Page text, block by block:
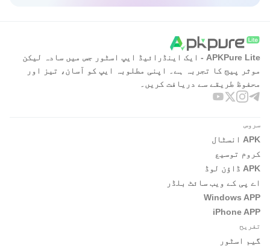
APKPure Lite - ایک اینڈرائیڈ ایپ اسٹور جس میں سادہ لیکن
موثر پیج کا تجربہ ہے۔ اپنی مطلوبہ ایپ کو آسان، تیز اور
محفوظ طریقے سے دریافت کریں۔
سروس
APK انسٹال
کروم توسیع
APK ڈاؤن لوڈ
اے پی کے ویب سائٹ بلڈر
Windows APP
iPhone APP
تفریح
گیم اسٹور